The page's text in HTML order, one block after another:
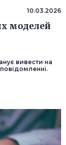
10.03.2026
моделей
вивести на